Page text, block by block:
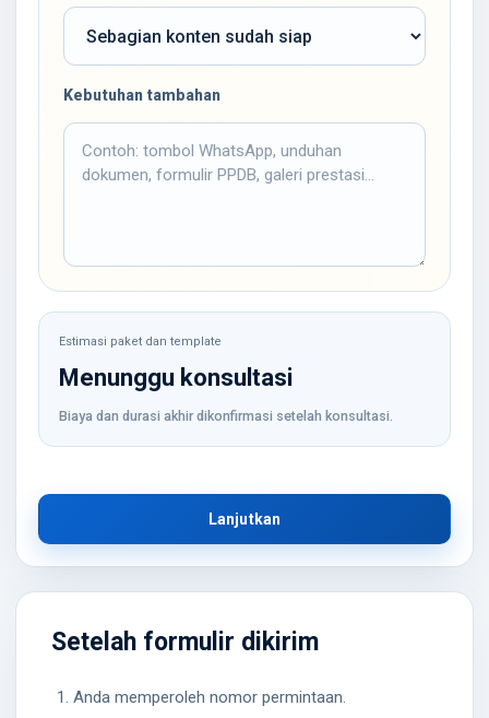
Kebutuhan tambahan
Estimasi paket dan template
Menunggu konsultasi
Biaya dan durasi akhir dikonfirmasi setelah konsultasi.
Lanjutkan
Setelah formulir dikirim
Anda memperoleh nomor permintaan.